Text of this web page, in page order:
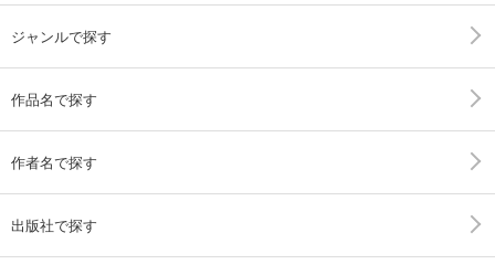
ジャンルで探す
作品名で探す
作者名で探す
出版社で探す